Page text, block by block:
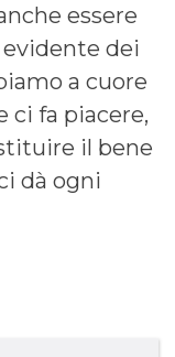
essere
dei
a cuore
ci fa piacere,
il bene
dà ogni